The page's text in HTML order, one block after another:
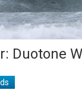
Duotone